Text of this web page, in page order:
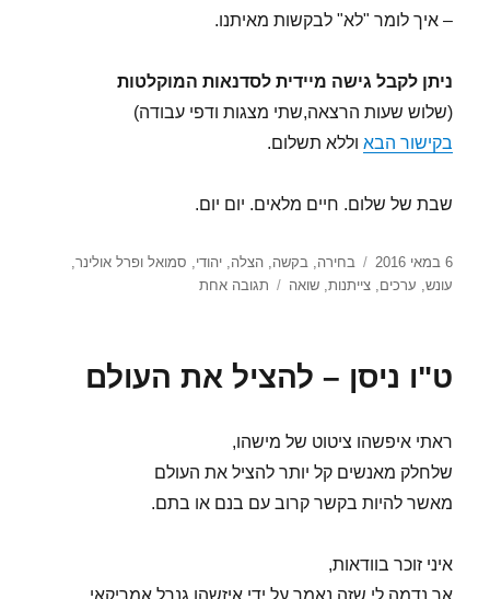
– איך לומר "לא" לבקשות מאיתנו.
ניתן לקבל גישה מיידית לסדנאות המוקלטות
(שלוש שעות הרצאה,שתי מצגות ודפי עבודה)
בקישור הבא וללא תשלום.
שבת של שלום. חיים מלאים. יום יום.
פורסם
בתאריך
6 במאי 2016 תגיות
בחירה,בקשה,הצלה,יהודי, סמואל ופרל אולינר,
עונש, ערכים,צייתנות,שואה תגובה אחתעל
שני
יהודים
ט"ו ניסן – להציל את העולם
ראתי איפשהו ציטוט של מישהו,
שלחלק מאנשים קל יותר להציל את העולם
מאשר להיות בקשר קרוב עם בנם או בתם.
איני זוכר בוודאות,
אך נדמה לי שזה נאמר על ידי איזשהו גנרל אמריקאי.